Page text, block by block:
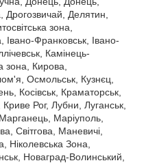
Делятин,
зона,
Франковськ, Івано-
Камінець-
зона, Кирова,
Осмольськ, Кузнєц,
Косівськ, Краматорськ,
Рог, Лубни, Луганськ,
Маріуполь,
Світгова, Маневичі,
Ніколевська Зона,
Новаград-Волинський,